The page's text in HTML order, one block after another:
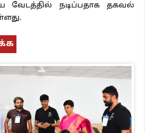
வேடத்தில் நடிப்பதாக தகவல்